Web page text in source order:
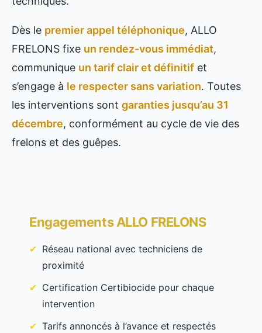
Dès le premier appel téléphonique, ALLO
FRELONS fixe un rendez-vous immédiat,
communique un tarif clair et définitif et
s’engage à le respecter sans variation. Toutes
les interventions sont garanties jusqu’au 31
décembre, conformément au cycle de vie des
frelons et des guêpes.
Engagements ALLO FRELONS
Réseau national avec techniciens de
proximité
Certification Certibiocide pour chaque
intervention
Tarifs annoncés à l’avance et respectés